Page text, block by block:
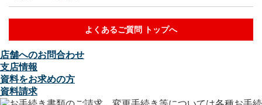
よくあるご質問 トップへ
店舗へのお問合わせ
支店情報
資料をお求めの方
資料請求